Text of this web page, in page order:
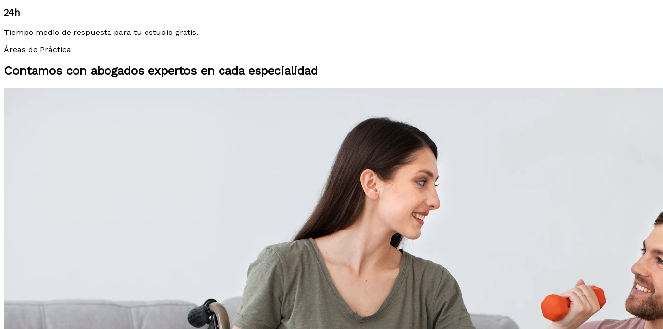
24h
Tiempo medio de respuesta para tu estudio gratis.
Áreas de Práctica
Contamos con abogados expertos en cada especialidad